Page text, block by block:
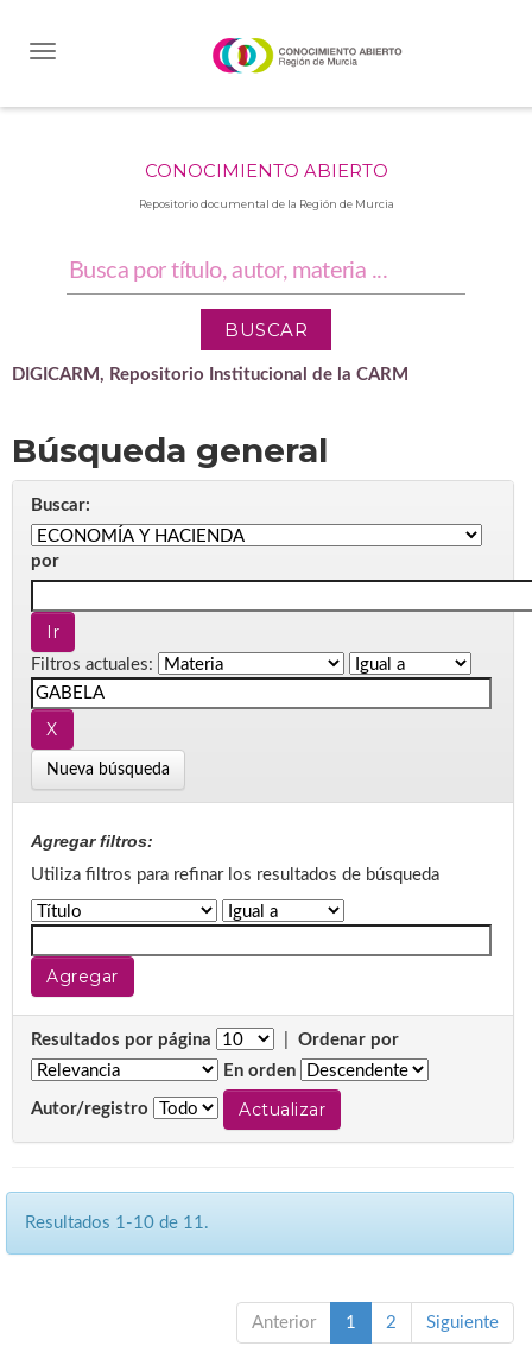
CONOCIMIENTO ABIERTO
Repositorio documental de la Región de Murcia
DIGICARM, Repositorio Institucional de la CARM
Búsqueda general
Buscar:
por
Filtros actuales:
Nueva búsqueda
Agregar filtros:
Utiliza filtros para refinar los resultados de búsqueda
Resultados por página
Ordenar por
En orden
Autor/registro
Resultados 1-10 de 11.
Anterior 1 2 Siguiente